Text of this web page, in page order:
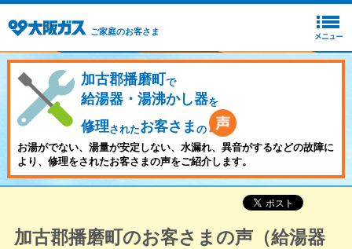
ご家庭のお客さま
加古郡播磨町で
給湯器・湯沸かし器を
修理されたお客さま の
お湯がでない、湯量が安定しない、水漏れ、異音がするなどの故障に
より、修理をされたお客さまの声をご紹介します。
加古郡播磨町のお客さまの声（給湯器